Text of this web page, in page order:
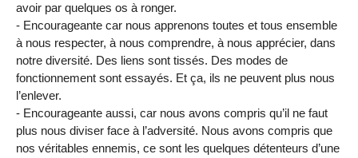
avoir par quelques os à ronger.
- Encourageante car nous apprenons toutes et tous ensemble
à nous respecter, à nous comprendre, à nous apprécier, dans
notre diversité. Des liens sont tissés. Des modes de
fonctionnement sont essayés. Et ça, ils ne peuvent plus nous
l’enlever.
- Encourageante aussi, car nous avons compris qu’il ne faut
plus nous diviser face à l’adversité. Nous avons compris que
nos véritables ennemis, ce sont les quelques détenteurs d’une